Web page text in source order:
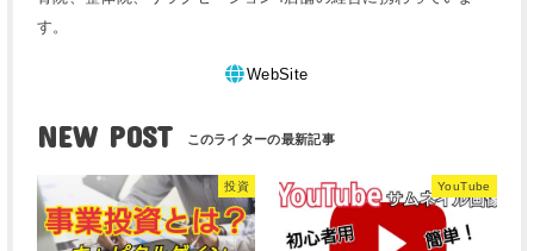
す。
WebSite
NEW POST
投資 YouTube